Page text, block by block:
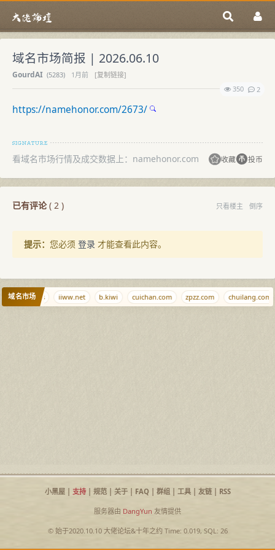
域名市场简报 | 2026.06.10
GourdAI (5283) 1月前
[复制链接]
350
2
https://namehonor.com/2673/
看域名市场行情及成交数据上：namehonor.com 收藏 投币
已有评论( 2 ) 只看楼主 倒序
提示： 您必须 登录 才能查看此内容。
域名市场
lll.news iiww.net b.kiwi cuichan.com zpzz.com chuilang.com
小黑屋| 支持| 规范| 关于| FAQ| 群组| 工具| 友链| RSS
服务器由 DangYun 友情提供
© 始于2020.10.10 大佬论坛&十年之约Time: 0.019, SQL: 26